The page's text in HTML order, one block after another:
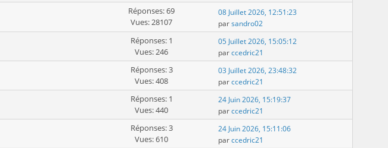
Réponses: 69
Vues: 28107
08 Juillet 2026, 12:51:23
parsandro02
Réponses: 1
Vues: 246
05 Juillet 2026, 15:05:12
parccedric21
Réponses: 3
Vues: 408
03 Juillet 2026, 23:48:32
parccedric21
Réponses: 1
Vues: 440
24 Juin 2026, 15:19:37
parccedric21
Réponses: 3
Vues: 610
24 Juin 2026, 15:11:06
parccedric21